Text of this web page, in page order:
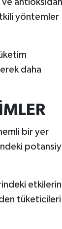
ve antioksidan
yöntemler
daha
bir yer
tüketicileri